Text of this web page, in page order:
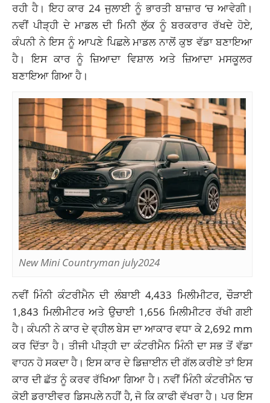
ਰਹੀ ਹੈ। ਇਹ ਕਾਰ 24 ਜੁਲਾਈ ਨੂੰ ਭਾਰਤੀ ਬਾਜ਼ਾਰ ‘ਚ ਆਵੇਗੀ।
ਨਵੀਂ ਪੀੜ੍ਹੀ ਦੇ ਮਾਡਲ ਦੀ ਮਿਨੀ ਲੁੱਕ ਨੂੰ ਬਰਕਰਾਰ ਰੱਖਦੇ ਹੋਏ,
ਕੰਪਨੀ ਨੇ ਇਸ ਨੂੰ ਆਪਣੇ ਪਿਛਲੇ ਮਾਡਲ ਨਾਲੋਂ ਕੁਝ ਵੱਡਾ ਬਣਾਇਆ
ਹੈ। ਇਸ ਕਾਰ ਨੂੰ ਜ਼ਿਆਦਾ ਵਿਸ਼ਾਲ ਅਤੇ ਜ਼ਿਆਦਾ ਮਸਕੂਲਰ
ਬਣਾਇਆ ਗਿਆ ਹੈ।
New Mini Countryman july2024
ਨਵੀਂ ਮਿੰਨੀ ਕੰਟਰੀਮੈਨ ਦੀ ਲੰਬਾਈ 4,433 ਮਿਲੀਮੀਟਰ, ਚੌੜਾਈ
1,843 ਮਿਲੀਮੀਟਰ ਅਤੇ ਉਚਾਈ 1,656 ਮਿਲੀਮੀਟਰ ਰੱਖੀ ਗਈ
ਹੈ। ਕੰਪਨੀ ਨੇ ਕਾਰ ਦੇ ਵ੍ਹੀਲ ਬੇਸ ਦਾ ਆਕਾਰ ਵਧਾ ਕੇ 2,692 mm
ਕਰ ਦਿੱਤਾ ਹੈ। ਤੀਜੀ ਪੀੜ੍ਹੀ ਦਾ ਕੰਟਰੀਮੈਨ ਮਿੰਨੀ ਦਾ ਸਭ ਤੋਂ ਵੱਡਾ
ਵਾਹਨ ਹੋ ਸਕਦਾ ਹੈ। ਇਸ ਕਾਰ ਦੇ ਡਿਜ਼ਾਈਨ ਦੀ ਗੱਲ ਕਰੀਏ ਤਾਂ ਇਸ
ਕਾਰ ਦੀ ਛੱਤ ਨੂੰ ਕਰਵ ਰੱਖਿਆ ਗਿਆ ਹੈ। ਨਵੀਂ ਮਿੰਨੀ ਕੰਟਰੀਮੈਨ ‘ਚ
ਕੋਈ ਡਰਾਈਵਰ ਡਿਸਪਲੇ ਨਹੀਂ ਹੈ, ਜੋ ਕਿ ਕਾਫੀ ਵੱਖਰਾ ਹੈ। ਪਰ ਇਸ